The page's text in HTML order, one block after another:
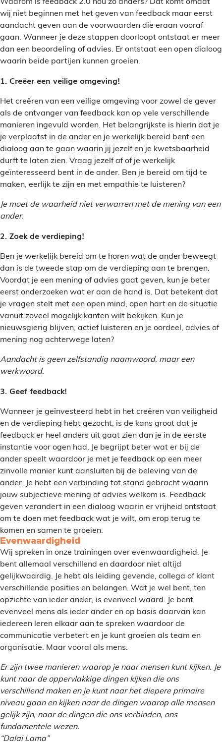
wij niet beginnen met het geven van feedback maar eerst
aandacht geven aan de voorwaarden die eraan vooraf
gaan. Wanneer je deze stappen doorloopt ontstaat er meer
dan een beoordeling of advies. Er ontstaat een open dialoog
waarin beide partijen kunnen groeien.
1. Creëer een veilige omgeving!
Het creëren van een veilige omgeving voor zowel de gever
als de ontvanger van feedback kan op vele verschillende
manieren ingevuld worden. Het belangrijkste is hierin dat je
je verplaatst in de ander en je werkelijk bereid bent een
dialoog aan te gaan waarin jij jezelf en je kwetsbaarheid
durft te laten zien. Vraag jezelf af of je werkelijk
geïnteresseerd bent in de ander. Ben je bereid om tijd te
maken, eerlijk te zijn en met empathie te luisteren?
Je moet de waarheid niet verwarren met de mening van een
ander.
2. Zoek de verdieping!
Ben je werkelijk bereid om te horen wat de ander beweegt
dan is de tweede stap om de verdieping aan te brengen.
Voordat je een mening of advies gaat geven, kun je beter
eerst onderzoeken wat er aan de hand is. Dat betekent dat
je vragen stelt met een open mind, open hart en de situatie
vanuit zoveel mogelijk kanten wilt bekijken. Kun je
nieuwsgierig blijven, actief luisteren en je oordeel, advies of
mening nog achterwege laten?
Aandacht is geen zelfstandig naamwoord, maar een
werkwoord.
3. Geef feedback!
Wanneer je geïnvesteerd hebt in het creëren van veiligheid
en de verdieping hebt gezocht, is de kans groot dat je
feedback er heel anders uit gaat zien dan je in de eerste
instantie voor ogen had. Je begrijpt beter wat er bij de
ander speelt waardoor je met je feedback op een meer
zinvolle manier kunt aansluiten bij de beleving van de
ander. Je hebt een verbinding tot stand gebracht waarin
jouw subjectieve mening of advies welkom is. Feedback
geven verandert in een dialoog waarin er vrijheid ontstaat
om te doen met feedback wat je wilt, om erop terug te
komen en samen te groeien.
Evenwaardigheid
Wij spreken in onze trainingen over evenwaardigheid. Je
bent allemaal verschillend en daardoor niet altijd
gelijkwaardig. Je hebt als leiding gevende, collega of klant
verschillende posities en belangen. Wat je wel bent, ten
opzichte van ieder ander, is evenveel waard. Je bent
evenveel mens als ieder ander en op basis daarvan kan
iedereen leren elkaar aan te spreken waardoor de
communicatie verbetert en je kunt groeien als team en
organisatie. Maar vooral als mens.
Er zijn twee manieren waarop je naar mensen kunt kijken. Je
kunt naar de oppervlakkige dingen kijken die ons
verschillend maken en je kunt naar het diepere primaire
niveau gaan en kijken naar de dingen waarop alle mensen
gelijk zijn, naar de dingen die ons verbinden, ons
fundamentele wezen.
“Dalai Lama”